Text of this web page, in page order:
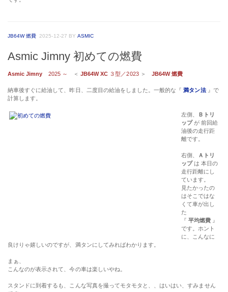
JB64W 燃費 2025-12-27 BY ASMIC
Asmic Jimny 初めての燃費
Asmic Jimny 2025 ～ ＜ JB64W XC ３型／2023＞ JB64W 燃費
納車後すぐに給油して、昨日、二度目の給油をしました。一般的な『満タン法』で
計算します。
左側、
Ｂトリ
ップが 前回給
油後の走行距
離です。
右側、
Ａトリ
ップは 本日の
走行距離にし
ています。
見たかったの
はそこではな
くて車が出し
た
『平均燃費 』
です。ホント
に、こんなに
良けりゃ嬉しいのですが、満タンにしてみればわかります。
まぁ、
こんなのが表示されて、今の車は楽しいやね。
スタンドに到着するも、こんな写真を撮ってモタモタと、、はいはい、すみません